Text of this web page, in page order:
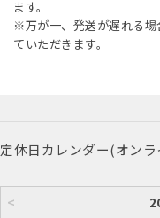
ます。
※万が一、発送が遅れる場
ていただきます。
定休日カレンダー(オン
<